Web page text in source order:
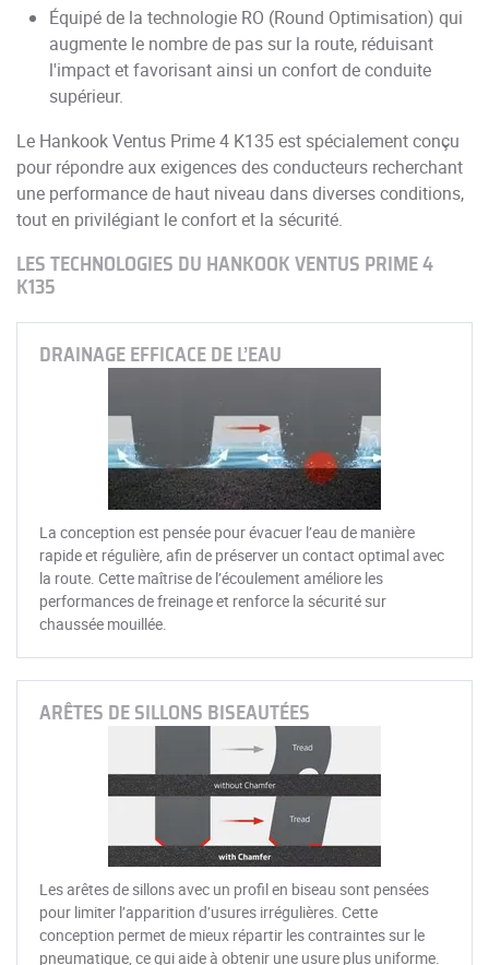
Équipé de la technologie RO (Round Optimisation) qui
augmente le nombre de pas sur la route, réduisant
l'impact et favorisant ainsi un confort de conduite
supérieur.
Le Hankook Ventus Prime 4 K135 est spécialement conçu
pour répondre aux exigences des conducteurs recherchant
une performance de haut niveau dans diverses conditions,
tout en privilégiant le confort et la sécurité.
LES TECHNOLOGIES DU HANKOOK VENTUS PRIME 4
K135
DRAINAGE EFFICACE DE L’EAU
La conception est pensée pour évacuer l’eau de manière
rapide et régulière, afin de préserver un contact optimal avec
la route. Cette maîtrise de l’écoulement améliore les
performances de freinage et renforce la sécurité sur
chaussée mouillée.
ARÊTES DE SILLONS BISEAUTÉES
Les arêtes de sillons avec un profil en biseau sont pensées
pour limiter l’apparition d’usures irrégulières. Cette
conception permet de mieux répartir les contraintes sur le
pneumatique, ce qui aide à obtenir une usure plus uniforme.